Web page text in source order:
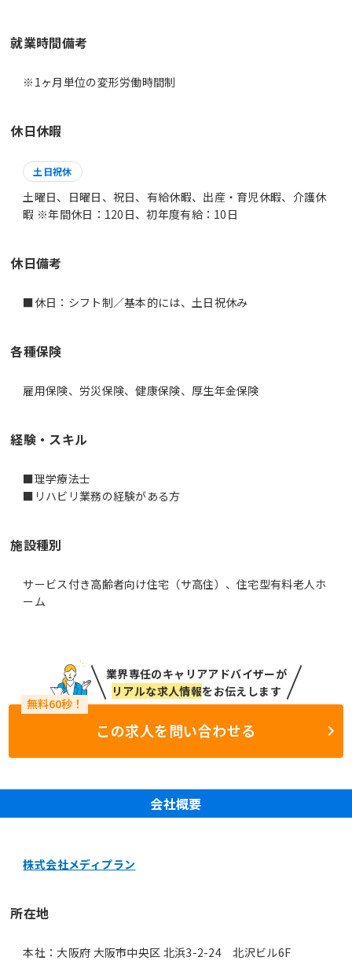
就業時間備考
休日休暇
土日祝休
土曜日、日曜日、祝日、有給休暇、出産・育児休暇、介護休
暇 ※年間休日：120日、初年度有給：10日
休日備考
■休日：シフト制／基本的には、土日祝休み
各種保険
雇用保険、労災保険、健康保険、厚生年金保険
経験・スキル
■理学療法士
■リハビリ業務の経験がある方
施設種別
サービス付き高齢者向け住宅（サ高住）、住宅型有料老人ホ
ーム
業界専任のキャリアアドバイザーが
リアルな求人情報をお伝えします
この求人を問い合わせる
会社概要
株式会社メディプラン
所在地
本社：大阪府 大阪市中央区 北浜3-2-24 北沢ビル6F